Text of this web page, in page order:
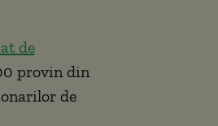
de
provin din
de